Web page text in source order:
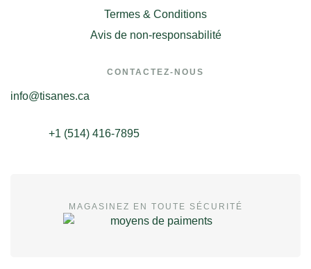
Termes & Conditions
Avis de non-responsabilité
CONTACTEZ-NOUS
info@tisanes.ca
+1 (514) 416-7895
MAGASINEZ EN TOUTE SÉCURITÉ